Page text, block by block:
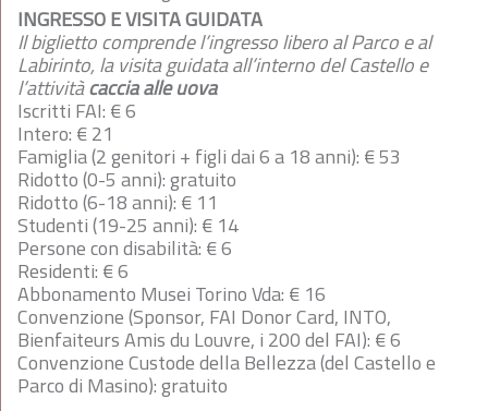
INGRESSO E VISITA GUIDATA
Il biglietto comprende l’ingresso libero al Parco e al
Labirinto, la visita guidataall’interno del Castello e
l’attivitàcaccia alle uova
Iscritti FAI: € 6
Intero: € 21
Famiglia (2 genitori + figli dai 6 a 18 anni): € 53
Ridotto (0-5 anni): gratuito
Ridotto (6-18 anni): € 11
Studenti (19-25 anni): € 14
Persone con disabilità: € 6
Residenti: € 6
Abbonamento Musei Torino Vda: € 16
Convenzione (Sponsor, FAI Donor Card, INTO,
Bienfaiteurs Amis du Louvre, i 200 del FAI): € 6
Convenzione Custode della Bellezza (del Castello e
Parco di Masino): gratuito